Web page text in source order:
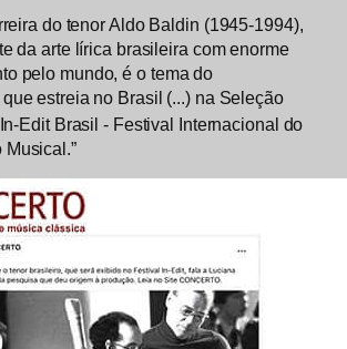
do tenor Aldo Baldin (1945-1994),
da arte lírica brasileira com enorme
pelo mundo, é o tema do
estreia no Brasil (...) na Seleção
Edit Brasil - Festival Internacional do